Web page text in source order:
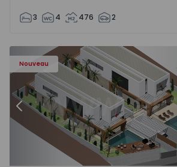
3 4 476 2
Nouveau
1574794 - 6
Maison Jumelée T3 Calheta
Précédent